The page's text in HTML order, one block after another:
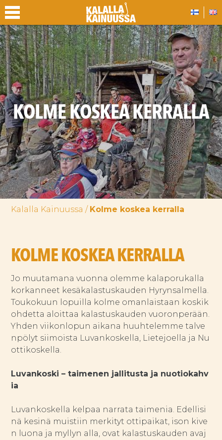
KOLME KOSKEA KERRALLA
Kalalla Kainuussa / Kolme koskea kerralla
KOLME KOSKEA KERRALLA
Jo muutamana vuonna olemme kalaporukalla
korkanneet kesäkalastuskauden Hyrynsalmella.
Toukokuun lopuilla kolme omanlaistaan koskik
ohdetta aloittaa kalastuskauden vuoronperään.
Yhden viikonlopun aikana huuhtelemme talve
npölyt siimoista Luvankoskella, Lietejoella ja Nu
ottikoskella.
Luvankoski – taimenen jallitusta ja nuotiokahv
ia
Luvankoskella kelpaa narrata taimenia. Edellisi
nä kesinä muistiin merkityt ottipaikat, ison kive
n luona ja myllyn alla, ovat kalastuskauden avaj